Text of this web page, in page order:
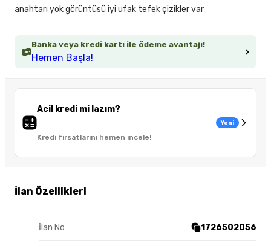
Banka veya kredi kartı ile ödeme avantajı!
Hemen Başla!
Acil kredi mi lazım?
Kredi fırsatlarını hemen incele!
Yeni
İlan Özellikleri
İlan No 1726502056
anahtarı yok görüntüsü iyi ufak tefek çizikler var